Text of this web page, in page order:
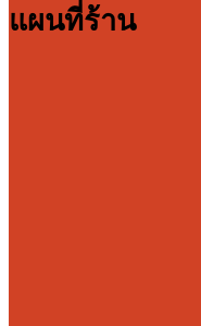
แผนที่ร้าน